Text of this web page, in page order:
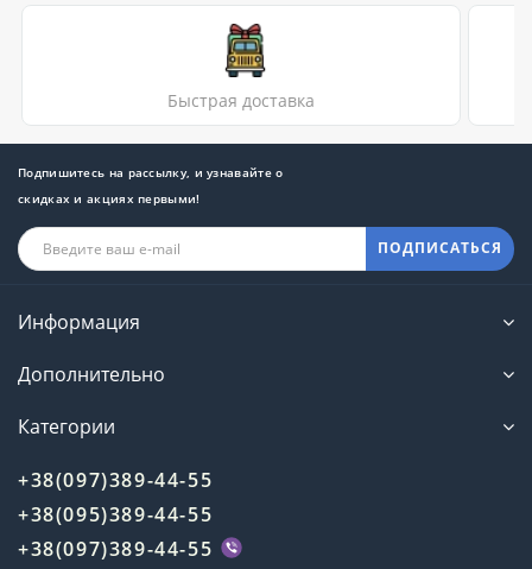
Быстрая доставка
Подпишитесь на рассылку, и узнавайте о
скидках и акциях первыми!
ПОДПИСАТЬСЯ
Информация
Дополнительно
Категории
+38(097)389-44-55
+38(095)389-44-55
+38(097)389-44-55